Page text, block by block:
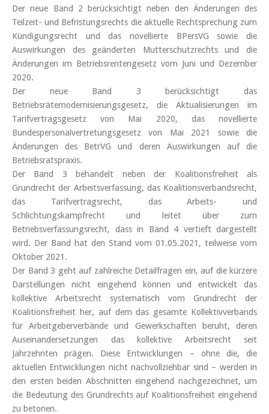
Der neue Band 2 berücksichtigt neben den Änderungen des
Teilzeit- und Befristungsrechts die aktuelle Rechtsprechung zum
Kündigungsrecht und das novellierte BPersVG sowie die
Auswirkungen des geänderten Mutterschutzrechts und die
Änderungen im Betriebs­rentengesetz vom Juni und Dezember
2020.
Der neue Band 3 berücksichtigt das
Betriebsrätemodernisierungsgesetz, die Aktualisierungen im
Tarifvertragsgesetz von Mai 2020, das novellierte
Bundespersonalvertretungsgesetz von Mai 2021 sowie die
Änderungen des BetrVG und deren Auswirkungen auf die
Betriebsratspraxis.
Der Band 3 behandelt neben der Koalitionsfreiheit als
Grundrecht der Arbeitsverfassung, das Koalitionsverbandsrecht,
das Tarifvertragsrecht, das Arbeits- und
Schlichtungskampfrecht und leitet über zum
Betriebsverfassungsrecht, dass in Band 4 vertieft dargestellt
wird. Der Band hat den Stand vom 01.05.2021, teilweise vom
Oktober 2021.
Der Band 3 geht auf zahlreiche Detailfragen ein, auf die kürzere
Darstellungen nicht eingehend können und entwickelt das
kollektive Arbeitsrecht systematisch vom Grundrecht der
Koalitionsfreiheit her, auf dem das gesamte Kollektivverbands
für Arbeitgeberverbände und Gewerkschaften beruht, deren
Auseinandersetzungen das kollektive Arbeitsrecht seit
Jahrzehnten prägen. Diese Entwicklungen – ohne die, die
aktuellen Entwicklungen nicht nachvollziehbar sind – werden in
den ersten beiden Abschnitten eingehend nachgezeichnet, um
die Bedeutung des Grundrechts auf Koalitionsfreiheit eingehend
zu betonen.